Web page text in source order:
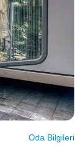
Oda Bilgileri